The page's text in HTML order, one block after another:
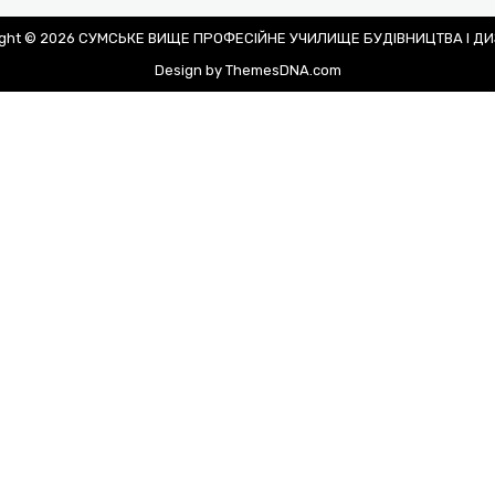
© 2026 СУМСЬКЕ ВИЩЕ ПРОФЕСІЙНЕ УЧИЛИЩЕ БУДІВНИЦТВА І
Design by ThemesDNA.com